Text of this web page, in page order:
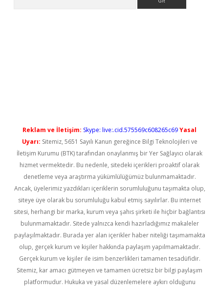
Reklam ve İletişim: Skype: live:.cid.575569c608265c69Yasal
Uyarı: Sitemiz, 5651 Sayılı Kanun gereğince Bilgi Teknolojileri ve
İletişim Kurumu (BTK) tarafından onaylanmış bir Yer Sağlayıcı olarak
hizmet vermektedir. Bu nedenle, sitedeki içerikleri proaktif olarak
denetleme veya araştırma yükümlülüğümüz bulunmamaktadır.
Ancak, üyelerimiz yazdıkları içeriklerin sorumluluğunu taşımakta olup,
siteye üye olarak bu sorumluluğu kabul etmiş sayılırlar. Bu internet
sitesi, herhangi bir marka, kurum veya şahıs şirketi ile hiçbir bağlantısı
bulunmamaktadır. Sitede yalnızca kendi hazırladığımız makaleler
paylaşılmaktadır. Burada yer alan içerikler haber niteliği taşımamakta
olup, gerçek kurum ve kişiler hakkında paylaşım yapılmamaktadır.
Gerçek kurum ve kişiler ile isim benzerlikleri tamamen tesadüfidir.
Sitemiz, kar amacı gütmeyen ve tamamen ücretsiz bir bilgi paylaşım
platformudur. Hukuka ve yasal düzenlemelere aykırı olduğunu